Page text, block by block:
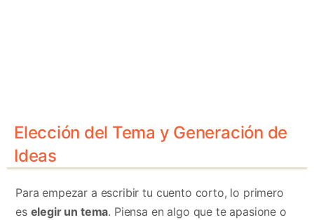
Elección del Tema y Generación de
Ideas
Para empezar a escribir tu cuento corto, lo primero
es elegir un tema. Piensa en algo que te apasione o